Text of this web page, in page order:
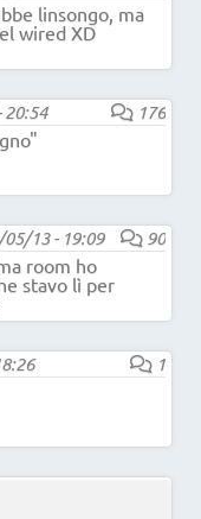
linsongo, ma
wired XD
20:54
176
13 - 19:09
90
room ho
stavo lì per
1